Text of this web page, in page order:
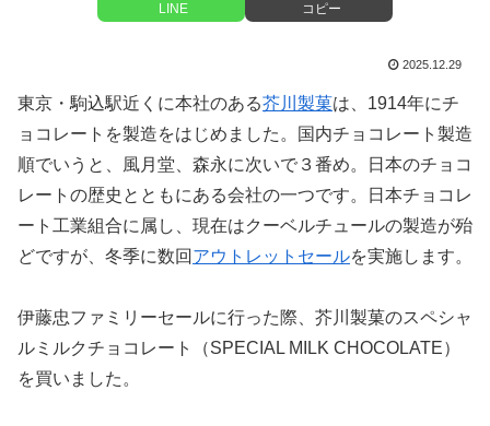
LINE コピー
2025.12.29
東京・駒込駅近くに本社のある芥川製菓は、1914年にチ
ョコレートを製造をはじめました。国内チョコレート製造
順でいうと、風月堂、森永に次いで３番め。日本のチョコ
レートの歴史とともにある会社の一つです。日本チョコレ
ート工業組合に属し、現在はクーベルチュールの製造が殆
どですが、冬季に数回 アウトレットセールを実施します。
伊藤忠ファミリーセールに行った際、芥川製菓のスペシャ
ルミルクチョコレート（SPECIAL MILK CHOCOLATE）
を買いました。